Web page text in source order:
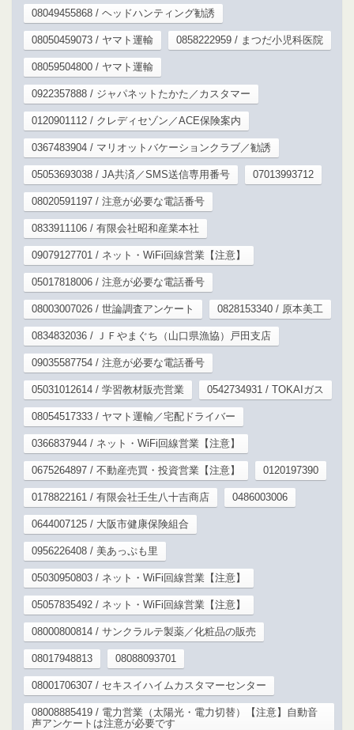
08049455868 / ヘッドハンティング勧誘
08050459073 / ヤマト運輸 0858222959 / まつだ小児科医院
08059504800 / ヤマト運輸
0922357888 / ジャパネットたかた／カスタマー
0120901112 / クレディセゾン／ACE保険案内
0367483904 / マリオットバケーションクラブ／勧誘
05053693038 / JA共済／SMS送信専用番号 07013993712
08020591197 / 注意が必要な電話番号
0833911106 / 有限会社昭和産業本社
09079127701 / ネット・WiFi回線営業【注意】
05017818006 / 注意が必要な電話番号
08003007026 / 世論調査アンケート 0828153340 / 原本美工
0834832036 / ＪＦやまぐち（山口県漁協）戸田支店
09035587754 / 注意が必要な電話番号
05031012614 / 学習教材販売営業 0542734931 / TOKAIガス
08054517333 / ヤマト運輸／宅配ドライバー
0366837944 / ネット・WiFi回線営業【注意】
0675264897 / 不動産売買・投資営業【注意】 0120197390
0178822161 / 有限会社壬生八十吉商店 0486003006
0644007125 / 大阪市健康保険組合
0956226408 / 美あっぷも里
05030950803 / ネット・WiFi回線営業【注意】
05057835492 / ネット・WiFi回線営業【注意】
08000800814 / サンクラルテ製薬／化粧品の販売
08017948813 08088093701
08001706307 / セキスイハイムカスタマーセンター
08008885419 / 電力営業（太陽光・電力切替）【注意】自動音
声アンケートは注意が必要です